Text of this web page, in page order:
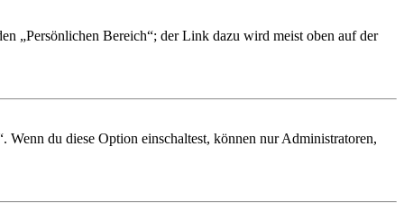
„Persönlichen Bereich“; der Link dazu wird meist oben auf der
du diese Option einschaltest, können nur Administratoren,